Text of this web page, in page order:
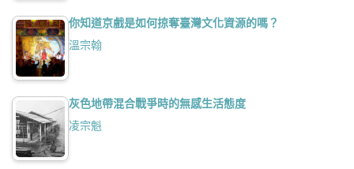
你知道京戲是如何掠奪臺灣文化資源的嗎？
溫宗翰
灰色地帶混合戰爭時的無感生活態度
凌宗魁